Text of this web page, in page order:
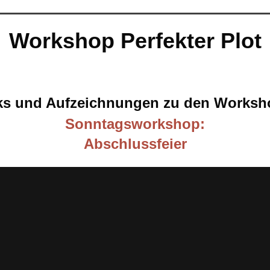
Workshop Perfekter Plot
und Aufzeichnungen zu den
Sonntagsworkshop:
Abschlussfeier